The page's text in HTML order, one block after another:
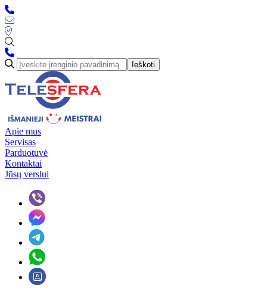
Ieškoti
Apie mus
Servisas
Parduotuvė
Kontaktai
Jūsų verslui